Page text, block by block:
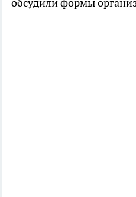
обсудили формы